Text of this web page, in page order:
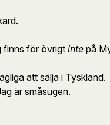
finns för övrigtinte på
att sälja i Tyskland.
är småsugen.